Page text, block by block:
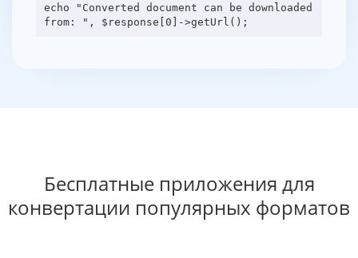
echo "Converted document can be downloaded
Бесплатные приложения для
конвертации популярных форматов